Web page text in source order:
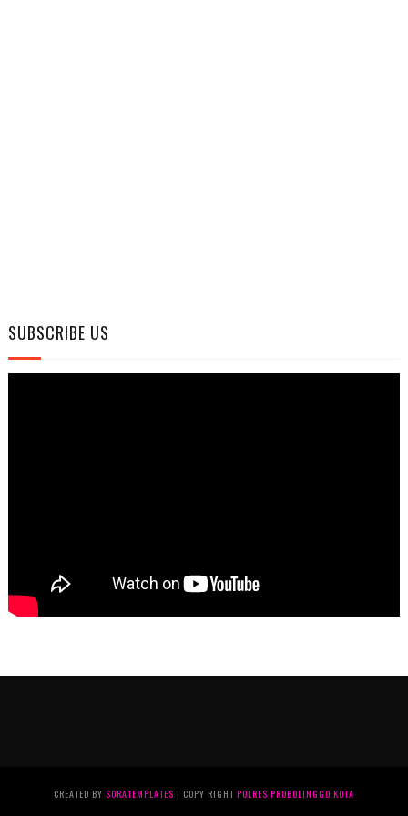
SUBSCRIBE US
CREATED BY SORATEMPLATES | COPY RIGHT POLRES PROBOLINGGO KOTA